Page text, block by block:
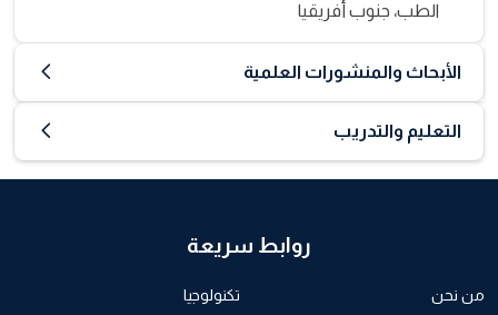
الطب، جنوب أفريقيا
الأبحاث والمنشورات العلمية
التعليم والتدريب
روابط سريعة
من نحن تكنولوجيا